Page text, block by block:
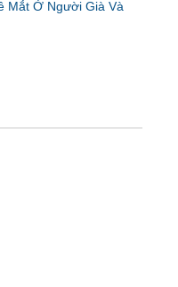
Mắt Ở Người Già Và